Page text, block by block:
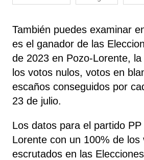
También puedes examinar
es el ganador de las
de 2023 en Pozo-Lorente, la
los votos nulos, votos en
escaños conseguidos por
23 de julio.
Los datos para el partido
Lorente con un 100% de los
escrutados en las